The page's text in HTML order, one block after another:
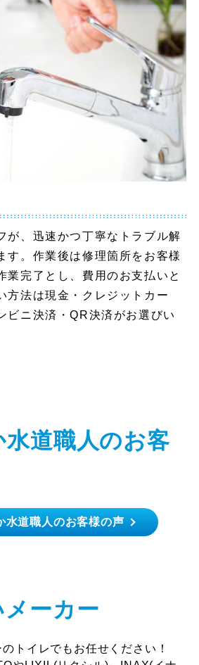
が、迅速かつ丁寧なトラブル解
す。作業後は修理箇所をお客様
業完了とし、費用のお支払いと
方法は現金・クレジットカー
ビニ決済・QR決済がお選びい
水道職人のお客
阪市 Y様
水道職人のお客様の声
ーカー
トイレでもお任せください！